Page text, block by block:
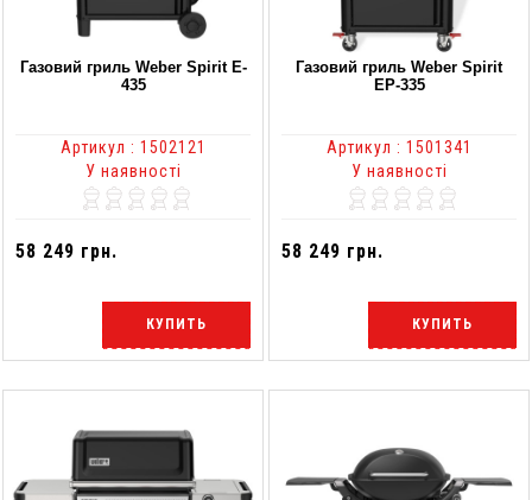
Газовий гриль Weber Spirit E-
435
Артикул : 1502121
У наявності
58 249 грн.
КУПИТЬ
Газовий гриль Weber Spirit
EP-335
Артикул : 1501341
У наявності
58 249 грн.
КУПИТЬ